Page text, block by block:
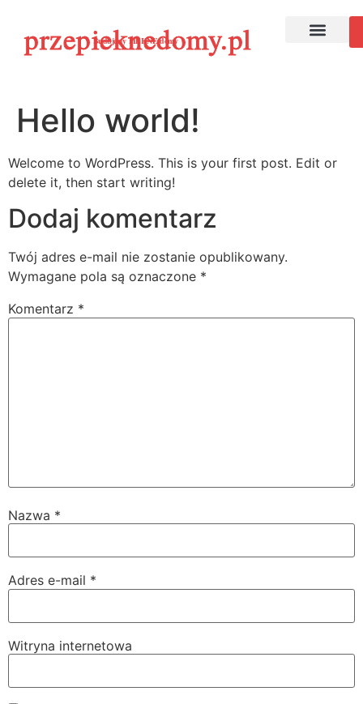
przepieknedomy.pl
Budujemy PIĘKNE domy
Hello world!
Welcome to WordPress. This is your first post. Edit or
delete it, then start writing!
Dodaj komentarz
Twój adres e-mail nie zostanie opublikowany.
Wymagane pola są oznaczone *
Komentarz *
Nazwa *
Adres e-mail *
Witryna internetowa